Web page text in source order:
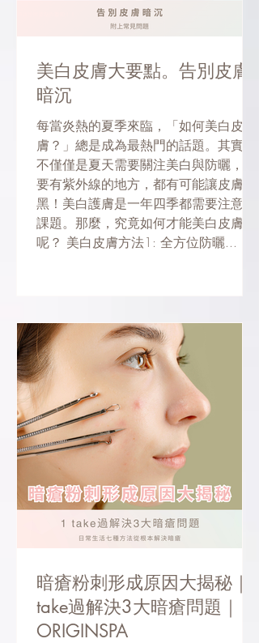
美白皮膚大要點。告別皮膚
暗沉
每當炎熱的夏季來臨，「如何美白皮
膚？」總是成為最熱門的話題。其實，
不僅僅是夏天需要關注美白與防曬，只
要有紫外線的地方，都有可能讓皮膚變
黑！美白護膚是一年四季都需要注意的
課題。那麼，究竟如何才能美白皮膚
呢？ 美白皮膚方法1: 全方位防曬...
暗瘡粉刺形成原因大揭秘｜1
take過解決3大暗瘡問題｜
ORIGINSPA